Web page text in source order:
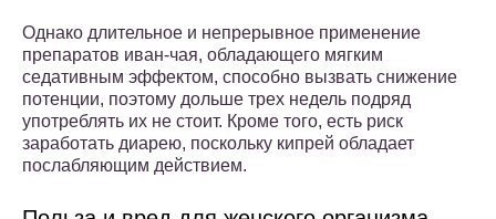
Однако длительное и непрерывное применение
препаратов иван-чая, обладающего мягким
седативным эффектом, способно вызвать снижение
потенции, поэтому дольше трех недель подряд
употреблять их не стоит. Кроме того, есть риск
заработать диарею, поскольку кипрей обладает
послабляющим действием.